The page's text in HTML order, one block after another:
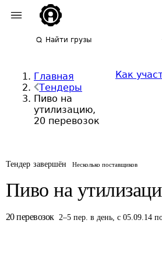
Найти грузы
Главная
Тендеры
Пиво на
утилизацию,
20 перевозок
Как
Тендер завершён Несколько поставщиков
Пиво на
20 перевозок 2–5 пер. в день, с 05.09.14